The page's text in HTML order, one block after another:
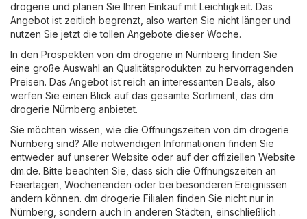
drogerie und planen Sie Ihren Einkauf mit Leichtigkeit. Das
Angebot ist zeitlich begrenzt, also warten Sie nicht länger und
nutzen Sie jetzt die tollen Angebote dieser Woche.
In den Prospekten von dm drogerie in Nürnberg finden Sie
eine große Auswahl an Qualitätsprodukten zu hervorragenden
Preisen. Das Angebot ist reich an interessanten Deals, also
werfen Sie einen Blick auf das gesamte Sortiment, das dm
drogerie Nürnberg anbietet.
Sie möchten wissen, wie die Öffnungszeiten von dm drogerie
Nürnberg sind? Alle notwendigen Informationen finden Sie
entweder auf unserer Website oder auf der offiziellen Website
dm.de. Bitte beachten Sie, dass sich die Öffnungszeiten an
Feiertagen, Wochenenden oder bei besonderen Ereignissen
ändern können. dm drogerie Filialen finden Sie nicht nur in
Nürnberg, sondern auch in anderen Städten, einschließlich .